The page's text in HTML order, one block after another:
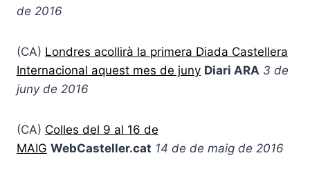
de 2016
(CA) Londres acollirà la primera Diada Castellera
Internacional aquest mes de juny Diari ARA 3 de
juny de 2016
(CA) Colles del 9 al 16 de
MAIG WebCasteller.cat 14 de de maig de 2016